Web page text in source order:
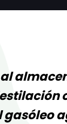
gasóleo